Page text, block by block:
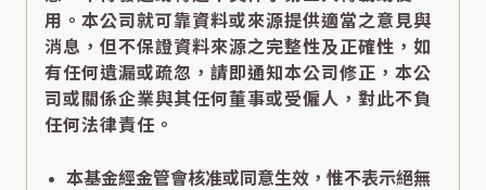
用。本公司就可靠資料或來源提供適當之意見與
消息，但不保證資料來源之完整性及正確性，如
有任何遺漏或疏忽，請即通知本公司修正，本公
司或關係企業與其任何董事或受僱人，對此不負
任何法律責任。
本基金經金管會核准或同意生效，惟不表示絕無